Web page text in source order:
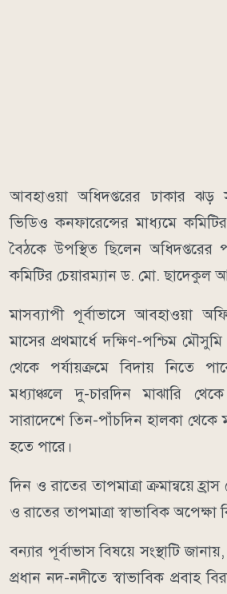
আবহাওয়া অধিদপ্তরের ঢাকার ঝড়
ভিডিও কনফারেন্সের মাধ্যমে
বৈঠকে উপস্থিত ছিলেন অধিদপ্তরের
কমিটির চেয়ারম্যান ড. মো. ছাদেকুল
মাসব্যাপী পূর্বাভাসে আবহাওয়া
মাসের প্রথমার্ধে দক্ষিণ-পশ্চিম
থেকে পর্যায়ক্রমে বিদায় নিতে
মধ্যাঞ্চলে দু-চারদিন মাঝারি
সারাদেশে তিন-পাঁচদিন হালকা থেকে
হতে পারে।
দিন ও রাতের তাপমাত্রা ক্রমান্বয়ে
ও রাতের তাপমাত্রা স্বাভাবিক অপেক্ষা
বন্যার পূর্বাভাস বিষয়ে সংস্থাটি
প্রধান নদ-নদীতে স্বাভাবিক প্রবাহ